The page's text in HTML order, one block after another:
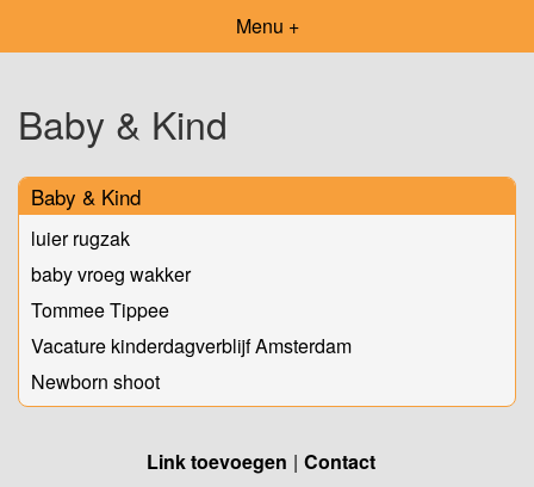
Menu +
Baby & Kind
Baby & Kind
luier rugzak
baby vroeg wakker
Tommee Tippee
Vacature kinderdagverblijf Amsterdam
Newborn shoot
Link toevoegen Contact